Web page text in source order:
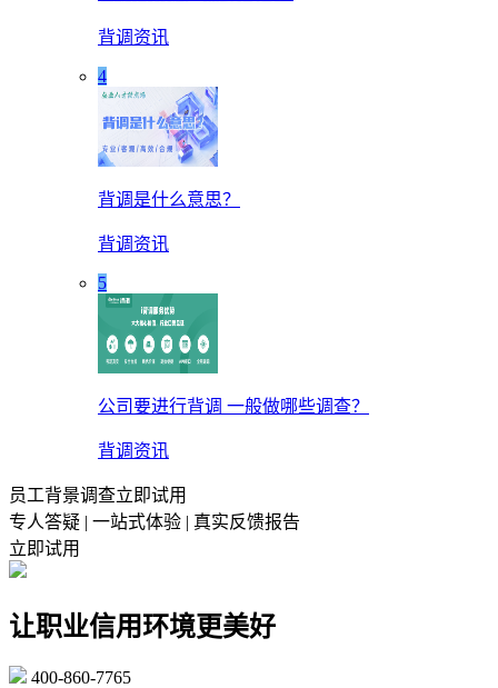
背调资讯
4
背调是什么意思？
背调资讯
5
公司要进行背调 一般做哪些调查？
背调资讯
员工背景调查立即试用
专人答疑 | 一站式体验 | 真实反馈报告
立即试用
让职业信用环境更美好
400-860-7765